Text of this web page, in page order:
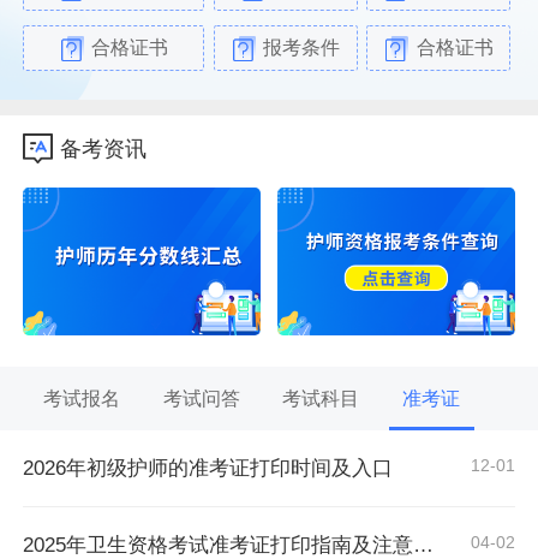
合格证书 报考条件 合格证书
备考资讯
考试报名 考试问答 考试科目 准考证
2026年初级护师的准考证打印时间及入口 12-01
2025年卫生资格考试准考证打印指南及注意事项 04-02